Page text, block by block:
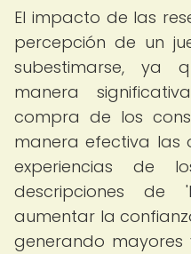
El impacto de las
percepción de un
subestimarse, ya
manera
compra de los
manera efectiva las
experiencias de
descripciones de
aumentar la
generando mayores